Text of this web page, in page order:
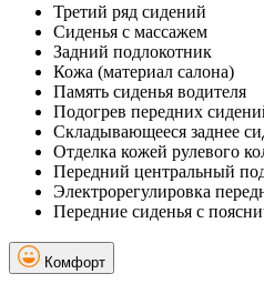
Третий ряд сидений
Сиденья с массажем
Задний подлокотник
Кожа (материал салона)
Память сиденья водителя
Подогрев передних
Складывающееся заднее
Отделка кожей рулевого
Передний центральный
Электрорегулировка
Передние сиденья с
Комфорт